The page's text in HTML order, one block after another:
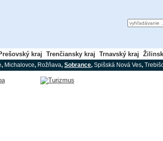
kraj Trenčiansky kraj Trnavský kraj
, Michalovce, Rožňava, Sobrance, Spišská Nová Ves,